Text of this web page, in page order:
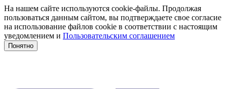
На нашем сайте используются cookie-файлы. Продолжая
пользоваться данным сайтом, вы подтверждаете свое согласие
на использование файлов cookie в соответствии с настоящим
уведомлением и Пользовательским соглашением
Понятно